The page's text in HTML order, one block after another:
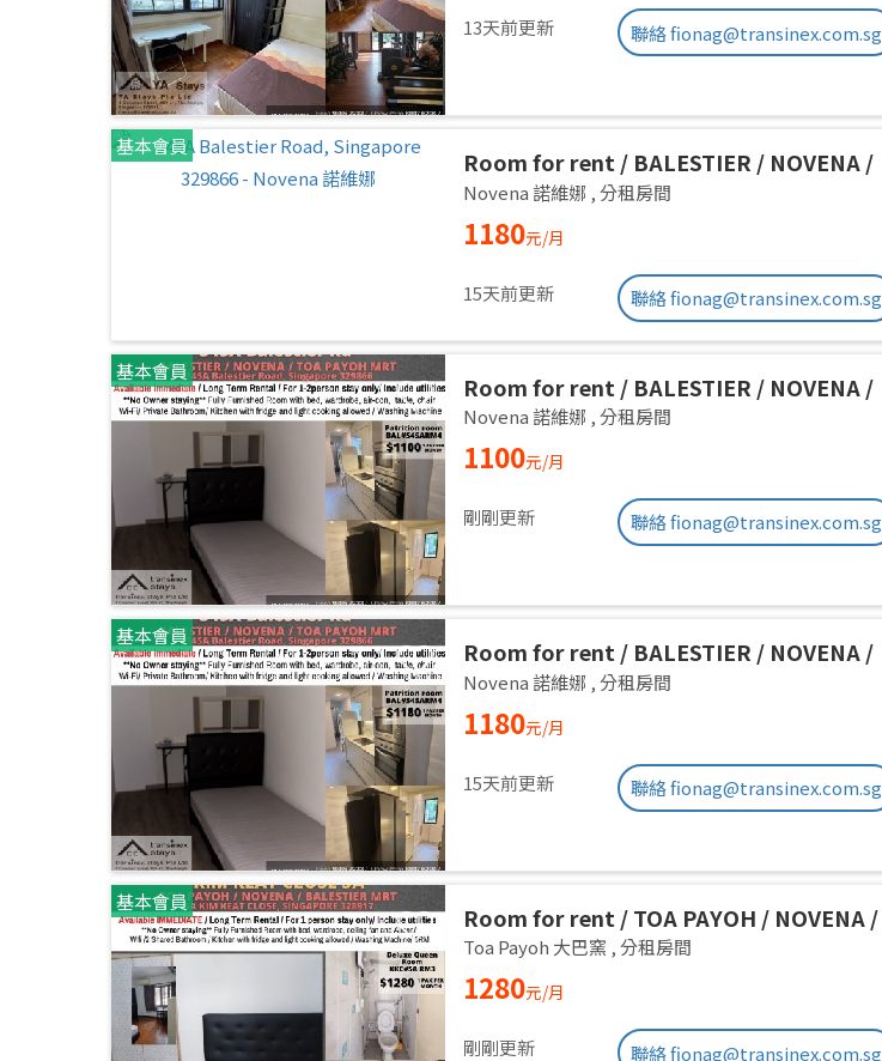
13天前更新 聯絡 fionag@transinex.com.sg
基本會員
Room for rent / BALESTIER / NOVENA /
Common room / 1pax stay / Available
immediate
Novena 諾維娜 ,分租房間
1180元/月
15天前更新 聯絡 fionag@transinex.com.sg
基本會員
Room for rent / BALESTIER / NOVENA /
Common room / 1pax stay / Available
immediate
Novena 諾維娜 ,分租房間
1100元/月
剛剛更新 聯絡 fionag@transinex.com.sg
基本會員
Room for rent / BALESTIER / NOVENA /
Common room / 1pax stay / Available
immediate
Novena 諾維娜 ,分租房間
1180元/月
15天前更新 聯絡 fionag@transinex.com.sg
基本會員
Room for rent / TOA PAYOH / NOVENA /
Common room / 1pax stay / Available
immediate
Toa Payoh 大巴窯 ,分租房間
1280元/月
剛剛更新 聯絡 fionag@transinex.com.sg